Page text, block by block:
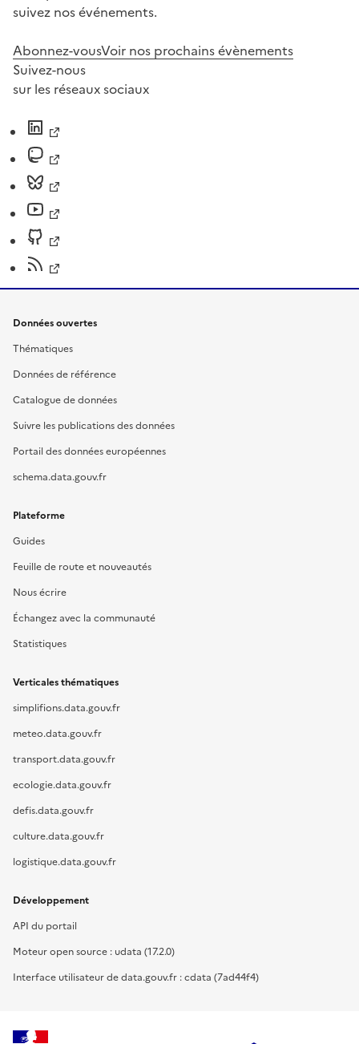
suivez nos événements.
Abonnez-vousVoir nos prochains évènements
Suivez-nous
sur les réseaux sociaux
Données ouvertes
Thématiques
Données de référence
Catalogue de données
Suivre les publications des données
Portail des données européennes
schema.data.gouv.fr
Plateforme
Guides
Feuille de route et nouveautés
Nous écrire
Échangez avec la communauté
Statistiques
Verticales thématiques
simplifions.data.gouv.fr
meteo.data.gouv.fr
transport.data.gouv.fr
ecologie.data.gouv.fr
defis.data.gouv.fr
culture.data.gouv.fr
logistique.data.gouv.fr
Développement
API du portail
Moteur open source : udata (17.2.0)
Interface utilisateur de data.gouv.fr : cdata (7ad44f4)